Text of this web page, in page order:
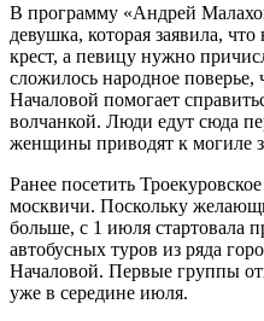
В программу «Андрей
девушка, которая заявила,
крест, а певицу нужно
сложилось народное
Началовой помогает
волчанкой. Люди едут сюда
женщины приводят к могиле
Ранее посетить
москвичи. Поскольку
больше, с 1 июля стартовала
автобусных туров из ряда
Началовой. Первые группы
уже в середине июля.